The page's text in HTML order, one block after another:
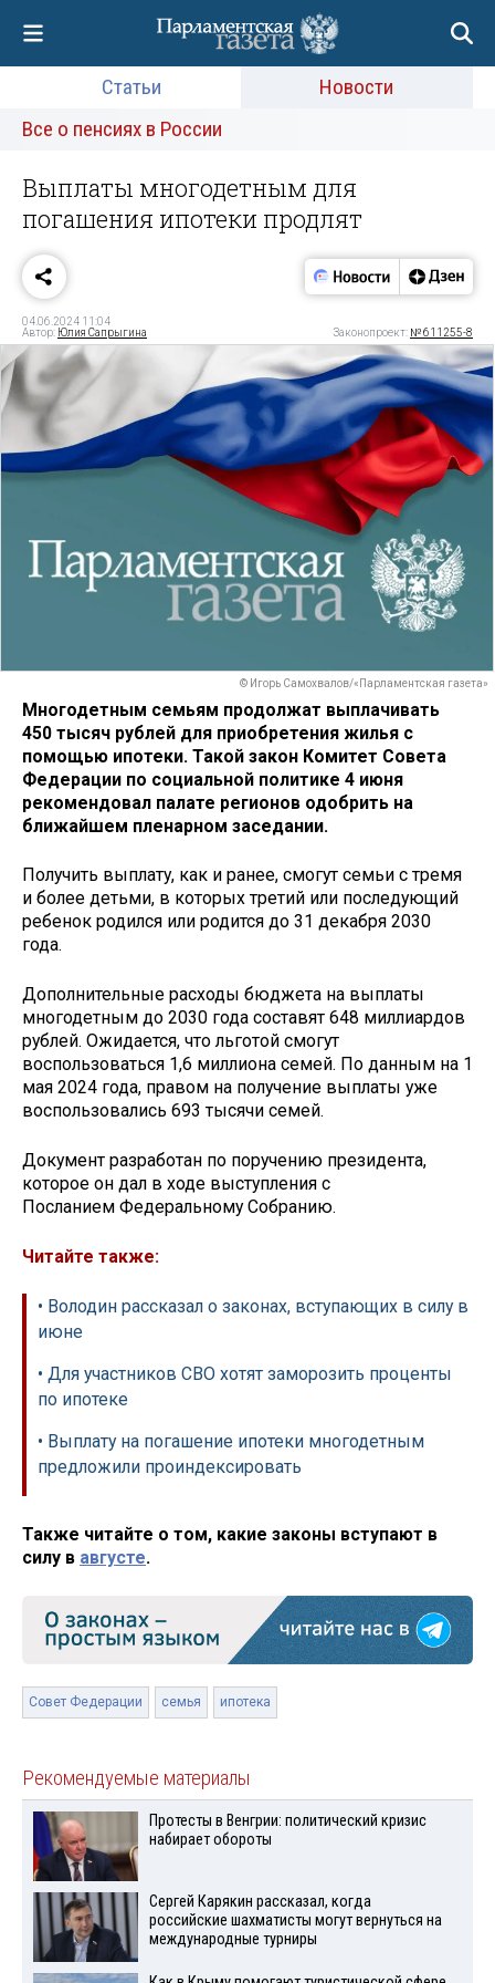
Статьи
Новости
Все о пенсиях в России
Выплаты многодетным для
погашения ипотеки продлят
04.06.2024 11:04
Автор: Юлия Сапрыгина Законопроект: № 611255-8
© Игорь Самохвалов/«Парламентская газета»
Многодетным семьям продолжат выплачивать
450 тысяч рублей для приобретения жилья с
помощью ипотеки. Такой закон Комитет Совета
Федерации по социальной политике 4 июня
рекомендовал палате регионов одобрить на
ближайшем пленарном заседании.
Получить выплату, как и ранее, смогут семьи с тремя
и более детьми, в которых третий или последующий
ребенок родился или родится до 31 декабря 2030
года.
Дополнительные расходы бюджета на выплаты
многодетным до 2030 года составят 648 миллиардов
рублей. Ожидается, что льготой смогут
воспользоваться 1,6 миллиона семей. По данным на 1
мая 2024 года, правом на получение выплаты уже
воспользовались 693 тысячи семей.
Документ разработан по поручению президента,
которое он дал в ходе выступления с
Посланием Федеральному Собранию.
Читайте также:
• Володин рассказал о законах, вступающих в силу в
июне
• Для участников СВО хотят заморозить проценты
по ипотеке
• Выплату на погашение ипотеки многодетным
предложили проиндексировать
Также читайте о том, какие законы вступают в
силу в августе.
Совет Федерации семья ипотека
Рекомендуемые материалы
Протесты в Венгрии: политический кризис
набирает обороты
Сергей Карякин рассказал, когда
российские шахматисты могут вернуться на
международные турниры